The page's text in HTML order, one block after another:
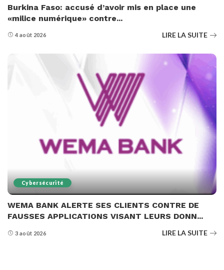
Burkina Faso: accusé d’avoir mis en place une
«milice numérique» contre...
4 août 2026 LIRE LA SUITE
Cybersécurité
WEMA BANK ALERTE SES CLIENTS CONTRE DE
FAUSSES APPLICATIONS VISANT LEURS DONN...
3 août 2026 LIRE LA SUITE